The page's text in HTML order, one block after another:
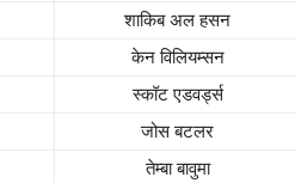
शाकिब अल हसन
केन विलियम्सन
स्कॉट एडवर्ड्स
जोस बटलर
तेम्बा बावुमा